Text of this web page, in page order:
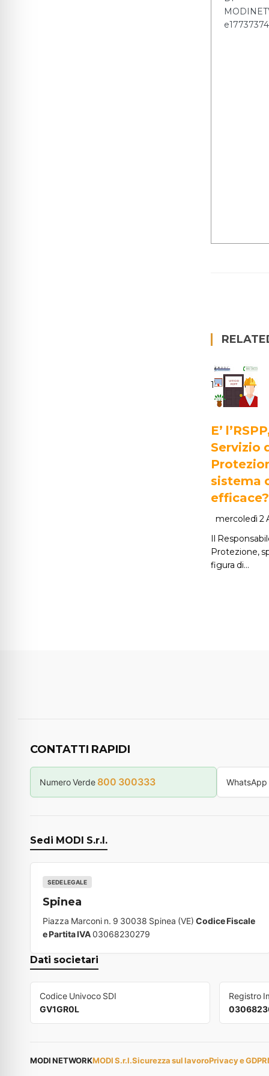
1
E’
Servizio
sistema
efficace?
mercoledì 2
Il
Protezione,
figura di…
CONTATTI RAPIDI
Numero Verde 800 300333 WhatsApp
Sedi MODI S.r.l.
SEDE LEGALE
Spinea
Piazza Marconi n. 9 30038 Spinea (VE) Codice Fiscale
e Partita IVA03068230279
Dati societari
Codice Univoco SDI
GV1GR0L
Registro
MODI NETWORKMODI S.r.l.Sicurezza sul lavoroPrivacy e GDPR